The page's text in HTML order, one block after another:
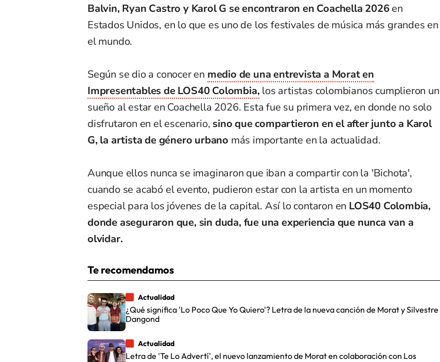
Balvin, Ryan Castro y Karol G se encontraron en Coachella 2026en
Estados Unidos, en lo que es uno de los festivales de música más grandes en
el mundo.
Según se dio a conocer en medio de una entrevista a Morat en
Impresentables de LOS40 Colombia, los artistas colombianos cumplieron un
sueño al estar en Coachella 2026. Esta fue su primera vez, en donde no solo
disfrutaron en el escenario, sino que compartieron en el after junto a Karol
G, la artista de género urbano más importante en la actualidad.
Aunque ellos nunca se imaginaron que iban a compartir con la 'Bichota',
cuando se acabó el evento, pudieron estar con la artista en un momento
especial para los jóvenes de la capital. Así lo contaron en LOS40 Colombia,
donde aseguraron que, sin duda, fue una experiencia que nunca van a
olvidar.
Te recomendamos
Actualidad
¿Qué significa 'Lo Poco Que Yo Quiero'? Letra de la nueva canción de Morat y Silvestre
Dangond
Actualidad
Letra de 'Te Lo Advertí', el nuevo lanzamiento de Morat en colaboración con Los